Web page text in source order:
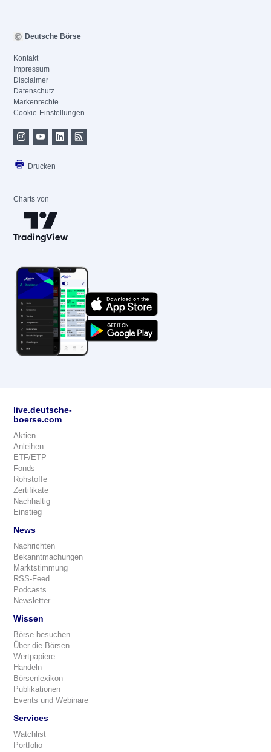
Deutsche Börse
Kontakt
Impressum
Disclaimer
Datenschutz
Markenrechte
Cookie-Einstellungen
Drucken
Charts von
live.deutsche-
boerse.com
Aktien
Anleihen
ETF/ETP
Fonds
Rohstoffe
Zertifikate
Nachhaltig
Einstieg
News
Nachrichten
Bekanntmachungen
Marktstimmung
RSS-Feed
Podcasts
Newsletter
Wissen
Börse besuchen
Über die Börsen
Wertpapiere
Handeln
Börsenlexikon
Publikationen
Events und Webinare
Services
Watchlist
Portfolio